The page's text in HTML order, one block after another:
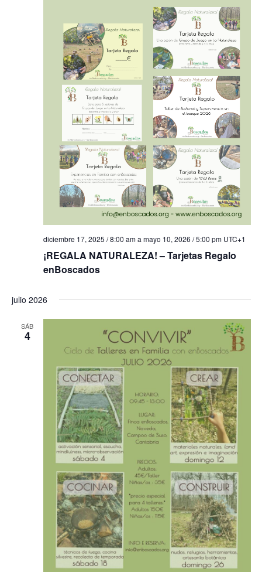
¡REGALA NATURALEZA! – Tarjetas Regalo
enBoscados
diciembre 17, 2025 / 8:00 ama mayo 10, 2026 / 5:00 pm UTC+1
julio 2026
SÁB
4